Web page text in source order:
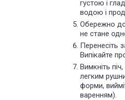
густою і
водою і
Обережно
не стане
Перенесіть
Випікайте
Вимкніть
легким
форми,
варенням).